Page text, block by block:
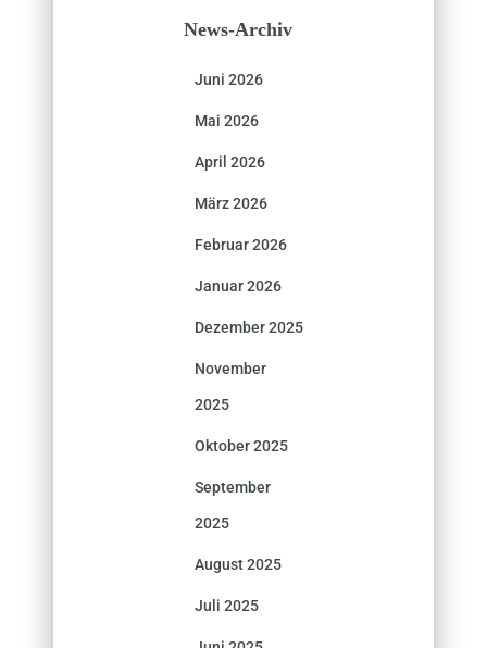
News-Archiv
Juni 2026
Mai 2026
April 2026
März 2026
Februar 2026
Januar 2026
Dezember 2025
November
2025
Oktober 2025
September
2025
August 2025
Juli 2025